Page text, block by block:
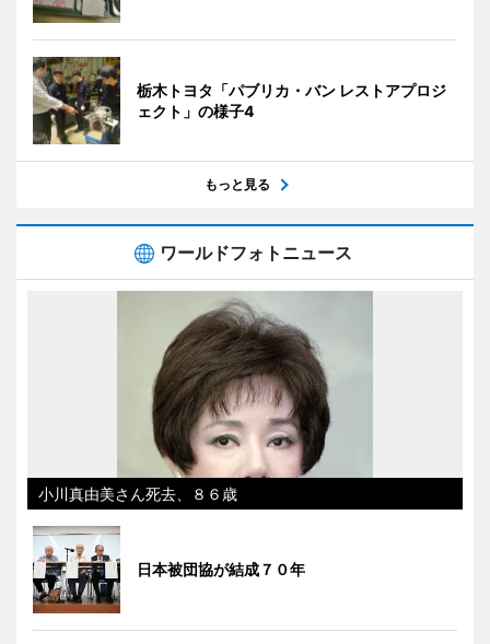
栃木トヨタ「パブリカ・バン レストアプロジ
ェクト」の様子4
もっと見る
ワールドフォトニュース
小川真由美さん死去、８６歳
日本被団協が結成７０年